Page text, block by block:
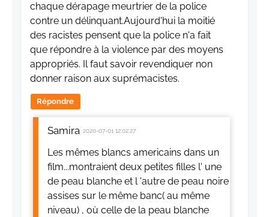
chaque dérapage meurtrier de la police
contre un délinquant.Aujourd'hui la moitié
des racistes pensent que la police n'a fait
que répondre à la violence par des moyens
appropriés. Il faut savoir revendiquer non
donner raison aux suprémacistes.
Répondre
Samira 2020-07-01 12:02:27
Les mêmes blancs americains dans un
film...montraient deux petites filles l' une
de peau blanche et l 'autre de peau noire
assises sur le même banc( au même
niveau) , où celle de la peau blanche